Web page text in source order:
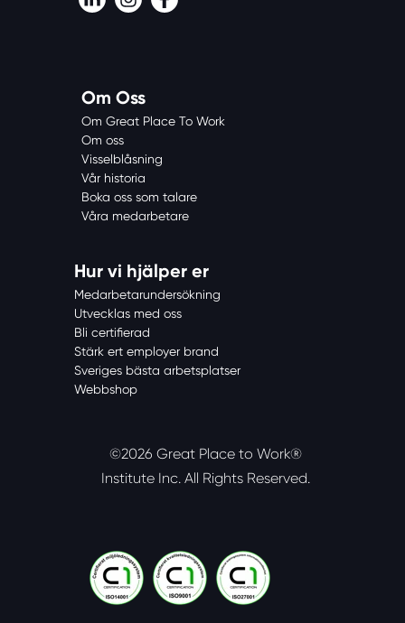
Om Oss
Om Great Place To Work
Om oss
Visselblåsning
Vår historia
Boka oss som talare
Våra medarbetare
Hur vi hjälper er
Medarbetarundersökning
Utvecklas med oss
Bli certifierad
Stärk ert employer brand
Sveriges bästa arbetsplatser
Webbshop
©2026 Great Place to Work®
Institute Inc. All Rights Reserved.